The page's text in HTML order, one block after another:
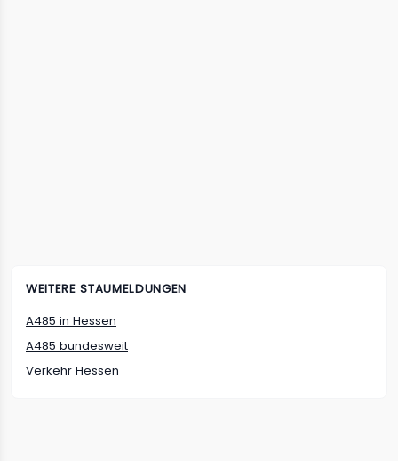
WEITERE STAUMELDUNGEN
A485 in Hessen
A485 bundesweit
Verkehr Hessen